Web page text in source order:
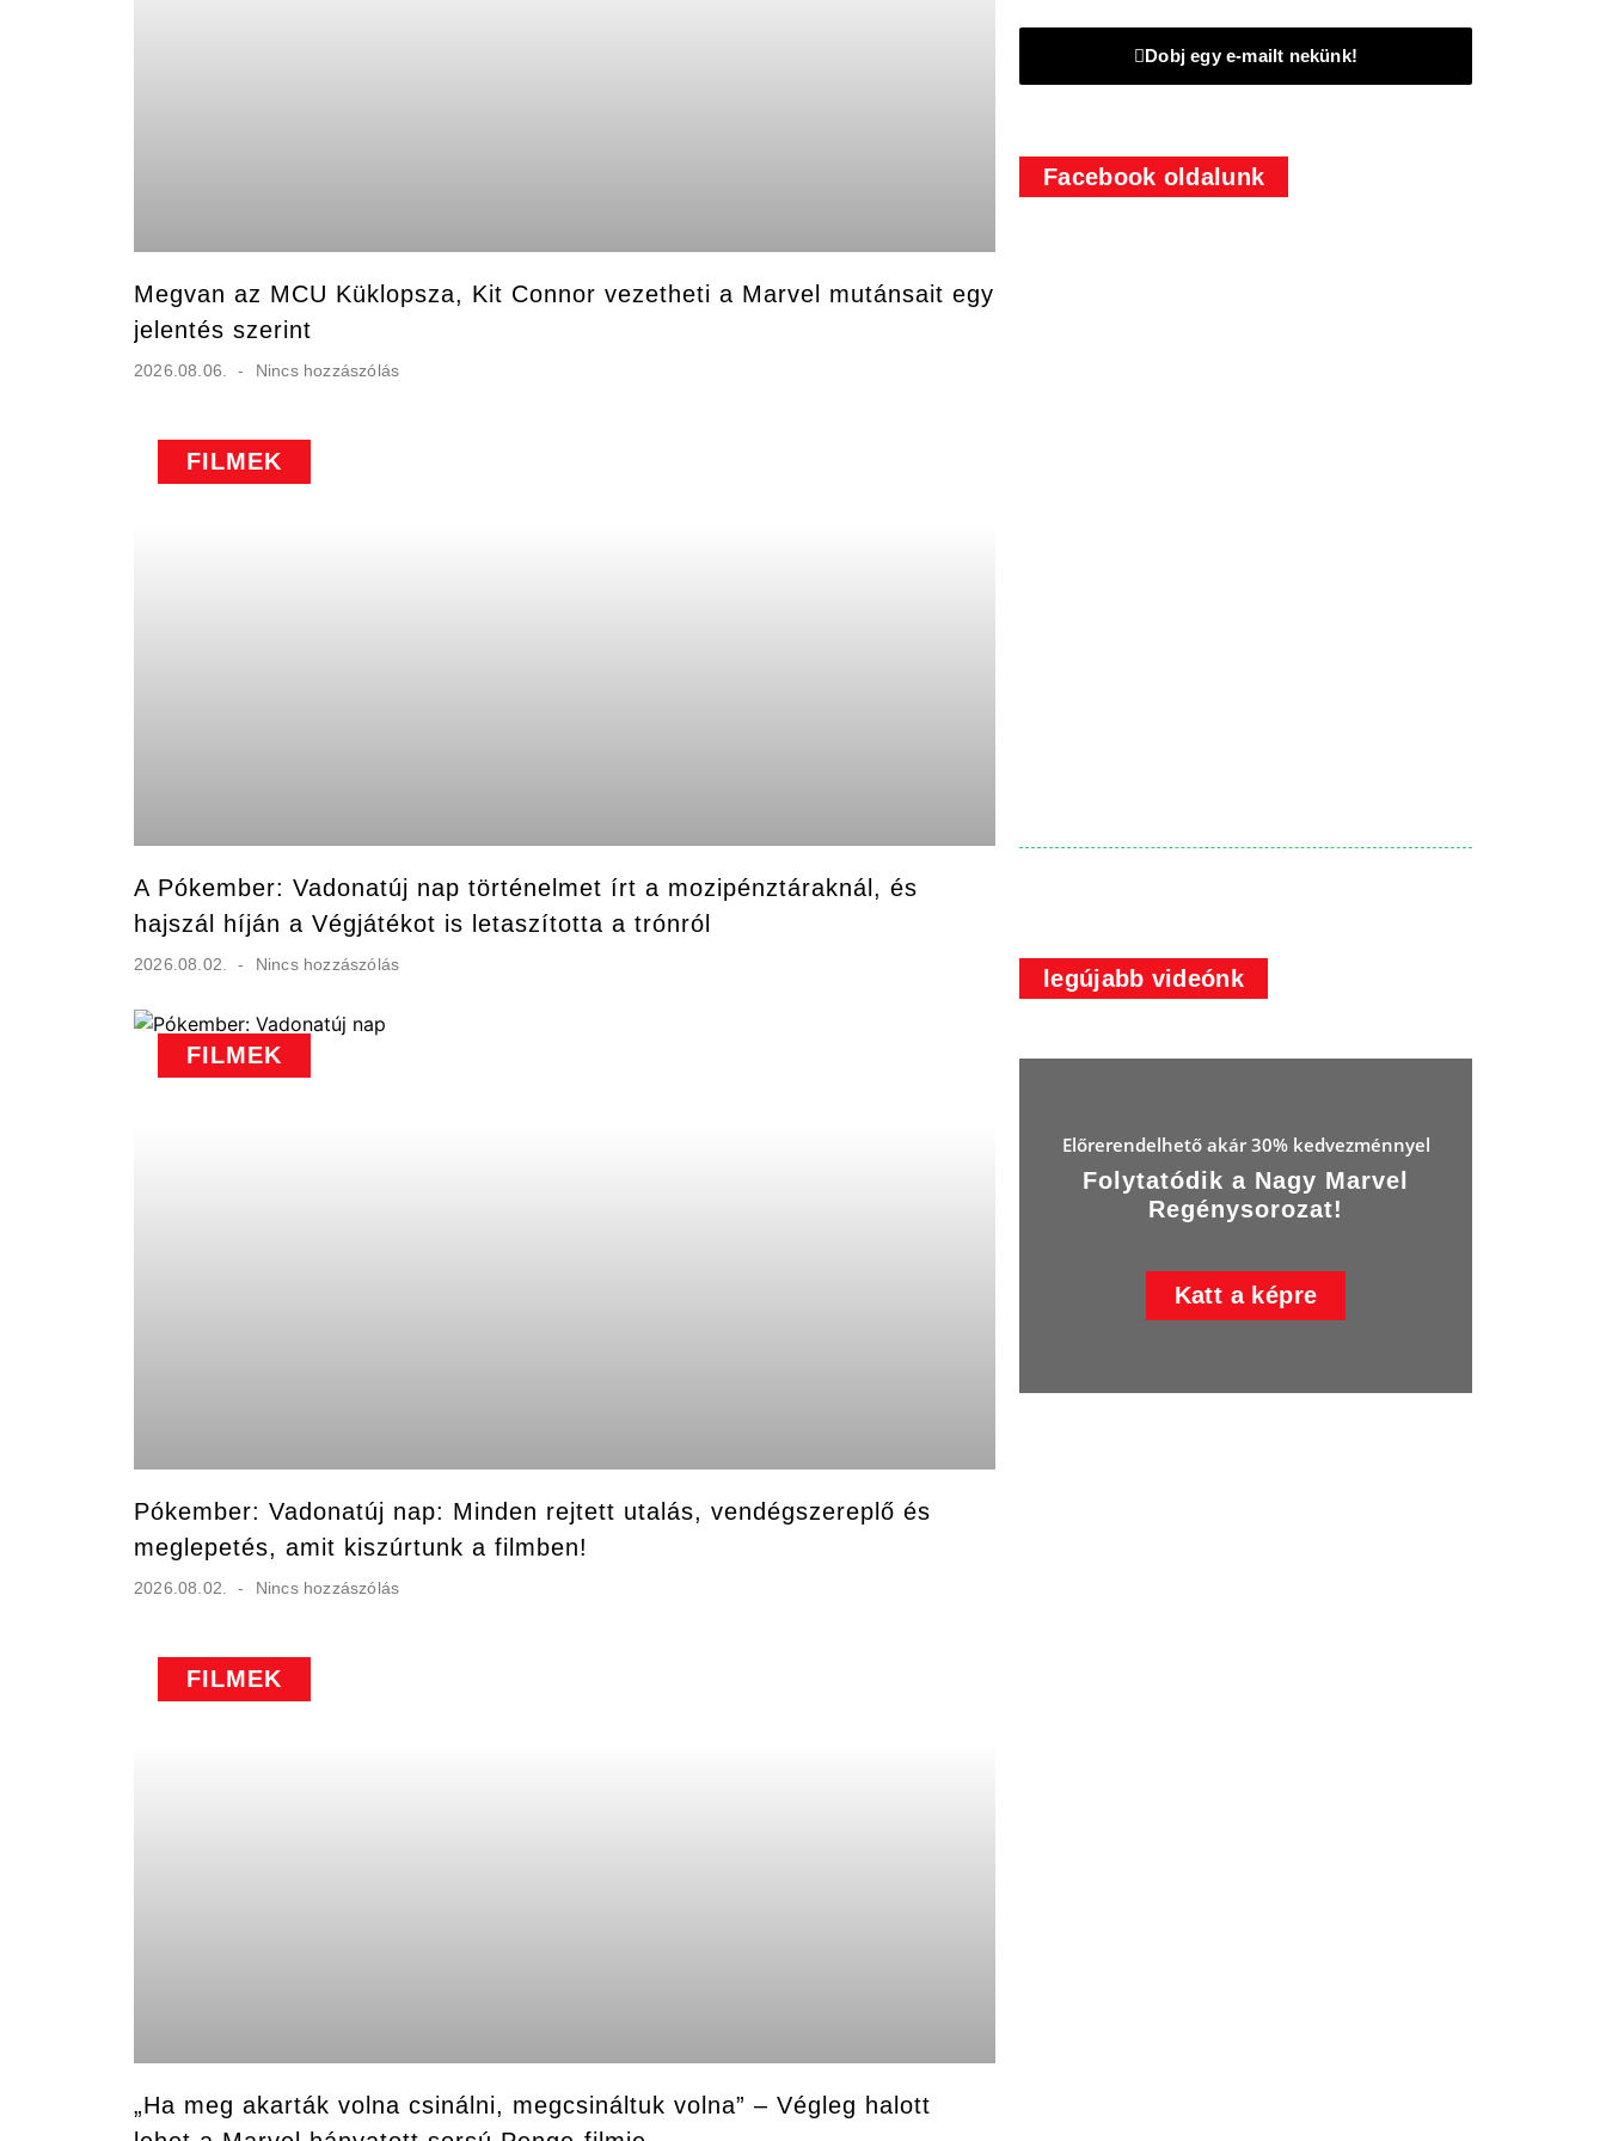
Megvan az MCU Küklopsza, Kit Connor vezetheti a Marvel mutánsait egy
jelentés szerint
2026.08.06. Nincs hozzászólás
FILMEK
A Pókember: Vadonatúj nap történelmet írt a mozipénztáraknál, és
hajszál híján a Végjátékot is letaszította a trónról
2026.08.02. Nincs hozzászólás
FILMEK
Pókember: Vadonatúj nap: Minden rejtett utalás, vendégszereplő és
meglepetés, amit kiszúrtunk a filmben!
2026.08.02. Nincs hozzászólás
FILMEK
„Ha meg akarták volna csinálni, megcsináltuk volna” – Végleg halott
Dobj egy e-mailt nekünk!
Facebook oldalunk
legújabb videónk
Előrerendelhető akár 30% kedvezménnyel
Folytatódik a Nagy Marvel
Regénysorozat!
Katt a képre